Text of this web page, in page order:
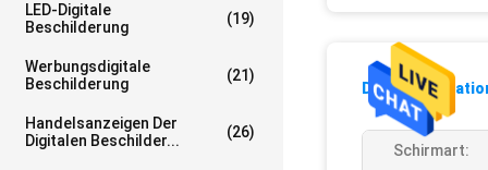
LED-Digitale
Beschilderung
(19)
Werbungsdigitale
Beschilderung
(21)
Handelsanzeigen Der
Digitalen Beschilder...
(26)
Schirmart: